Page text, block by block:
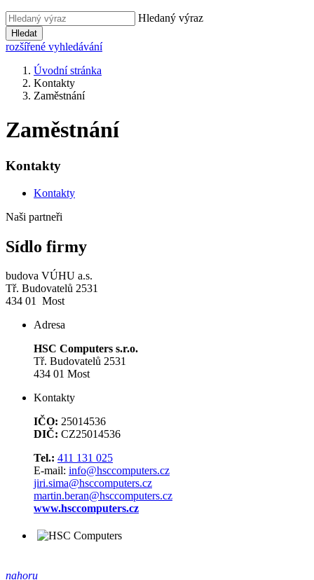
Hledaný výraz
Hledat
rozšířené vyhledávání
Úvodní stránka
Kontakty
Zaměstnání
Zaměstnání
Kontakty
Kontakty
Naši partneři
Sídlo firmy
budova VÚHU a.s.
Tř. Budovatelů 2531
434 01 Most
Adresa
HSC Computers s.r.o.
Tř. Budovatelů 2531
434 01 Most
Kontakty
IČO: 25014536
DIČ: CZ25014536
Tel.: 411 131 025
E-mail: info@hsccomputers.cz
jiri.sima@hsccomputers.cz
martin.beran@hsccomputers.cz
www.hsccomputers.cz
nahoru